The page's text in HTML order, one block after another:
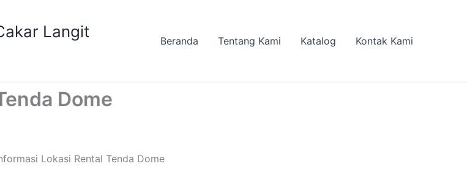
Langit
Beranda Tentang Kami Katalog Kontak Kami
Dome
Lokasi Rental Tenda Dome